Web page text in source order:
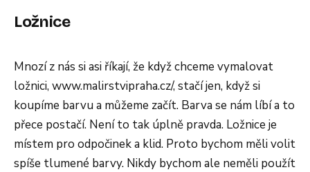
Ložnice
Mnozí z nás si asi říkají, že když chceme vymalovat
ložnici, www.malirstvipraha.cz/, stačí jen, když si
koupíme barvu a můžeme začít. Barva se nám líbí a to
přece postačí. Není to tak úplně pravda. Ložnice je
místem pro odpočinek a klid. Proto bychom měli volit
spíše tlumené barvy. Nikdy bychom ale neměli použít